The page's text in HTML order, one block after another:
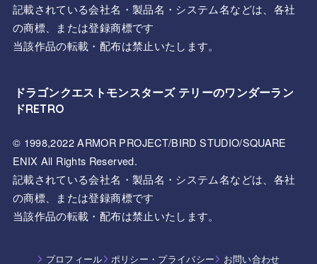
記載されている会社名・製品名・システム名などは、各社
の商標、または登録商標です
当該作品の転載・配布は禁止いたします。
ドラゴンクエストモンスターズ テリーのワンダーラン
ドRETRO
© 1998,2022 ARMOR PROJECT/BIRD STUDIO/SQUARE
ENIX All Rights Reserved.
記載されている会社名・製品名・システム名などは、各社
の商標、または登録商標です
当該作品の転載・配布は禁止いたします。
プロフィール ポリシー・プライバシー お問い合わせ